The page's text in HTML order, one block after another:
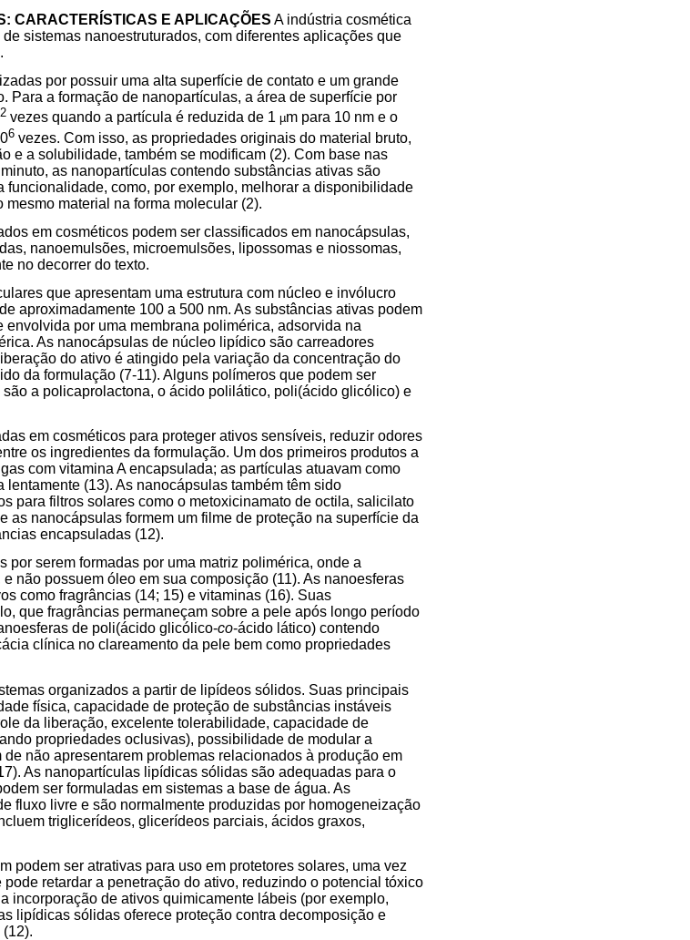
CARACTERÍSTICAS E APLICAÇÕES A indústria cosmética
sistemas nanoestruturados, com diferentes aplicações que
por possuir uma alta superfície de contato e um grande
Para a formação de nanopartículas, a área de superfície por
2 vezes quando a partícula é reduzida de 1 µm para 10 nm e o
6 vezes. Com isso, as propriedades originais do material bruto,
e a solubilidade, também se modificam (2). Com base nas
as nanopartículas contendo substâncias ativas são
funcionalidade, como, por exemplo, melhorar a disponibilidade
material na forma molecular (2).
em cosméticos podem ser classificados em nanocápsulas,
nanoemulsões, microemulsões, lipossomas e niossomas,
no decorrer do texto.
que apresentam uma estrutura com núcleo e invólucro
aproximadamente 100 a 500 nm. As substâncias ativas podem
por uma membrana polimérica, adsorvida na
As nanocápsulas de núcleo lipídico são carreadores
do ativo é atingido pela variação da concentração do
da formulação (7-11). Alguns polímeros que podem ser
a policaprolactona, o ácido polilático, poli(ácido glicólico) e
em cosméticos para proteger ativos sensíveis, reduzir odores
os ingredientes da formulação. Um dos primeiros produtos a
com vitamina A encapsulada; as partículas atuavam como
(13). As nanocápsulas também têm sido
para filtros solares como o metoxicinamato de octila, salicilato
as nanocápsulas formem um filme de proteção na superfície da
encapsuladas (12).
por serem formadas por uma matriz polimérica, onde a
não possuem óleo em sua composição (11). As nanoesferas
como fragrâncias (14; 15) e vitaminas (16). Suas
que fragrâncias permaneçam sobre a pele após longo período
de poli(ácido glicólico-co-ácido lático) contendo
clínica no clareamento da pele bem como propriedades
organizados a partir de lipídeos sólidos. Suas principais
física, capacidade de proteção de substâncias instáveis
da liberação, excelente tolerabilidade, capacidade de
propriedades oclusivas), possibilidade de modular a
não apresentarem problemas relacionados à produção em
As nanopartículas lipídicas sólidas são adequadas para o
ser formuladas em sistemas a base de água. As
fluxo livre e são normalmente produzidas por homogeneização
triglicerídeos, glicerídeos parciais, ácidos graxos,
podem ser atrativas para uso em protetores solares, uma vez
retardar a penetração do ativo, reduzindo o potencial tóxico
incorporação de ativos quimicamente lábeis (por exemplo,
lipídicas sólidas oferece proteção contra decomposição e